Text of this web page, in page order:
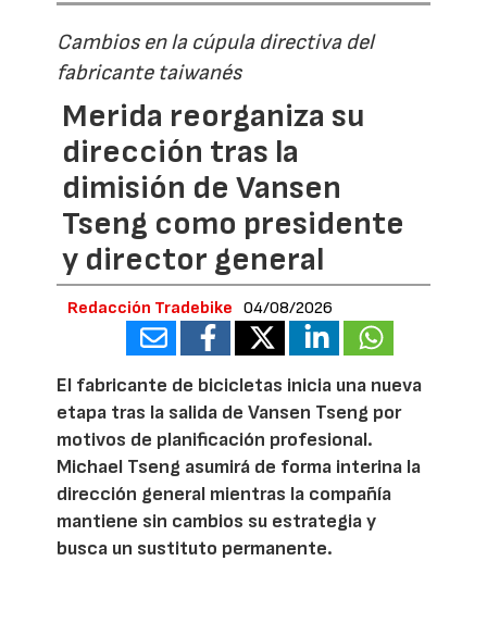
Cambios en la cúpula directiva del
fabricante taiwanés
Merida reorganiza su
dirección tras la
dimisión de Vansen
Tseng como presidente
y director general
Redacción Tradebike 04/08/2026
El fabricante de bicicletas inicia una nueva
etapa tras la salida de Vansen Tseng por
motivos de planificación profesional.
Michael Tseng asumirá de forma interina la
dirección general mientras la compañía
mantiene sin cambios su estrategia y
busca un sustituto permanente.